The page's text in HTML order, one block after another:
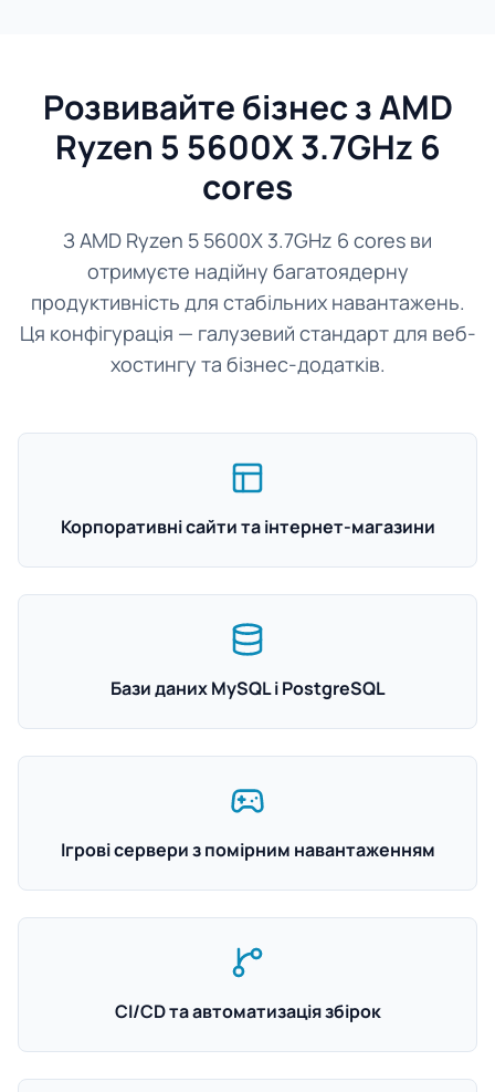
Розвивайте бізнес з AMD
Ryzen 5 5600X 3.7GHz 6
cores
З AMD Ryzen 5 5600X 3.7GHz 6 cores ви
отримуєте надійну багатоядерну
продуктивність для стабільних навантажень.
Ця конфігурація — галузевий стандарт для веб-
хостингу та бізнес-додатків.
Корпоративні сайти та інтернет-магазини
Бази даних MySQL і PostgreSQL
Ігрові сервери з помірним навантаженням
CI/CD та автоматизація збірок